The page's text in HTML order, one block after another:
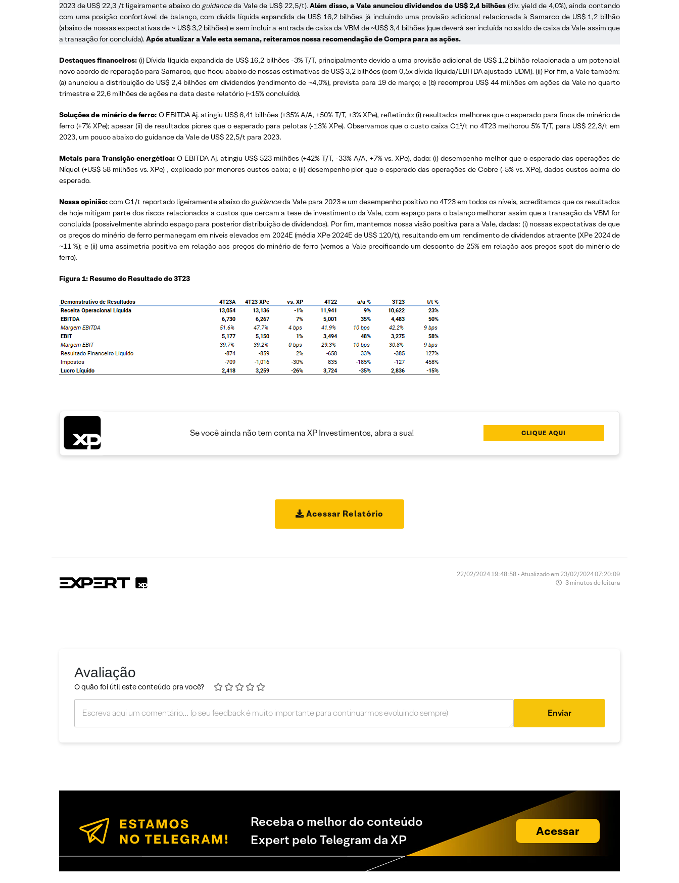
2023 de US$ 22,3 /t ligeiramente abaixo doguidanceda Vale de US$ 22,5/t).Além disso, a Vale anunciou dividendos de US$ 2,4 bilhões (div. yield de 4,0%), ainda contando
com uma posição confortável de balanço, com dívida líquida expandida de US$ 16,2 bilhões já incluindo uma provisão adicional relacionada à Samarco de US$ 1,2 bilhão
(abaixo de nossas expectativas de ~ US$ 3,2 bilhões) e sem incluir a entrada de caixa da VBM de ~US$ 3,4 bilhões (que deverá ser incluída no saldo de caixa da Vale assim que
a transação for concluída). Após atualizar a Vale esta semana, reiteramos nossa recomendação de Compra para as ações.
Destaques financeiros: (i) Dívida líquida expandida de US$ 16,2 bilhões -3% T/T, principalmente devido a uma provisão adicional de US$ 1,2 bilhão relacionada a um potencial
novo acordo de reparação para Samarco, que ficou abaixo de nossas estimativas de US$ 3,2 bilhões (com 0,5x dívida líquida/EBITDA ajustado UDM). (ii) Por fim, a Vale também:
(a) anunciou a distribuição de US$ 2,4 bilhões em dividendos (rendimento de ~4,0%), prevista para 19 de março; e (b) recomprou US$ 44 milhões em ações da Vale no quarto
trimestre e 22,6 milhões de ações na data deste relatório (~15% concluído).
Soluções de minério de ferro: O EBITDA Aj. atingiu US$ 6,41 bilhões (+35% A/A, +50% T/T, +3% XPe), refletindo: (i) resultados melhores que o esperado para finos de minério de
ferro (+7% XPe); apesar (ii) de resultados piores que o esperado para pelotas (-13% XPe). Observamos que o custo caixa C1¹/t no 4T23 melhorou 5% T/T, para US$ 22,3/t em
2023, um pouco abaixo do guidance da Vale de US$ 22,5/t para 2023.
Metais para Transição energética: O EBITDA Aj. atingiu US$ 523 milhões (+42% T/T, -33% A/A, +7% vs. XPe), dado: (i) desempenho melhor que o esperado das operações de
Níquel (+US$ 58 milhões vs. XPe) , explicado por menores custos caixa; e (ii) desempenho pior que o esperado das operações de Cobre (-5% vs. XPe), dados custos acima do
esperado.
Nossa opinião:com C1/t reportado ligeiramente abaixo do guidanceda Vale para 2023 e um desempenho positivo no 4T23 em todos os níveis, acreditamos que os resultados
de hoje mitigam parte dos riscos relacionados a custos que cercam a tese de investimento da Vale, com espaço para o balanço melhorar assim que a transação da VBM for
concluída (possivelmente abrindo espaço para posterior distribuição de dividendos). Por fim, mantemos nossa visão positiva para a Vale, dadas: (i) nossas expectativas de que
os preços do minério de ferro permaneçam em níveis elevados em 2024E (média XPe 2024E de US$ 120/t), resultando em um rendimento de dividendos atraente (XPe 2024 de
~11 %); e (ii) uma assimetria positiva em relação aos preços do minério de ferro (vemos a Vale precificando um desconto de 25% em relação aos preços spot do minério de
ferro).
Figura 1: Resumo do Resultado do 3T23
Se você ainda não tem conta na XP Investimentos, abra a sua! CLIQUE AQUI
Acessar Relatório
22/02/2024 19:48:58 • Atualizado em 23/02/2024 07:20:09
3 minutos de leitura
Avaliação
O quão foi útil este conteúdo pra você?
Enviar
Receba o melhor do conteúdo
Expert pelo Telegram da XP
Acessar